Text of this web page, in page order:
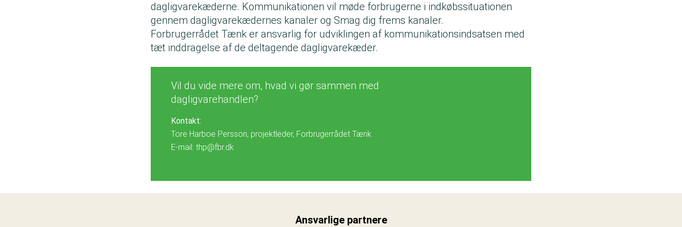
dagligvarekæderne. Kommunikationen vil møde forbrugerne i indkøbssituationen
gennem dagligvarekædernes kanaler og Smag dig frems kanaler.
Forbrugerrådet Tænk er ansvarlig for udviklingen af kommunikationsindsatsen med
tæt inddragelse af de deltagende dagligvarekæder.
Vil du vide mere om, hvad vi gør sammen med
dagligvarehandlen?
Kontakt:
Tore Harboe Persson, projektleder, Forbrugerrådet Tænk
E-mail: thp@fbr.dk
Ansvarlige partnere